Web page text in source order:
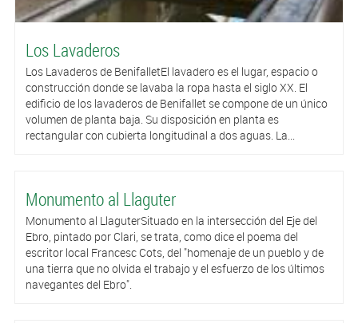
Los Lavaderos
Los Lavaderos de BenifalletEl lavadero es el lugar, espacio o
construcción donde se lavaba la ropa hasta el siglo XX. El
edificio de los lavaderos de Benifallet se compone de un único
volumen de planta baja. Su disposición en planta es
rectangular con cubierta longitudinal a dos aguas. La...
Monumento al Llaguter
Monumento al LlaguterSituado en la intersección del Eje del
Ebro, pintado por Clari, se trata, como dice el poema del
escritor local Francesc Cots, del "homenaje de un pueblo y de
una tierra que no olvida el trabajo y el esfuerzo de los últimos
navegantes del Ebro".